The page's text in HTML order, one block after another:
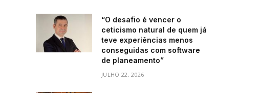
“O desafio é vencer o
ceticismo natural de quem já
teve experiências menos
conseguidas com software
de planeamento”
JULHO 22, 2026